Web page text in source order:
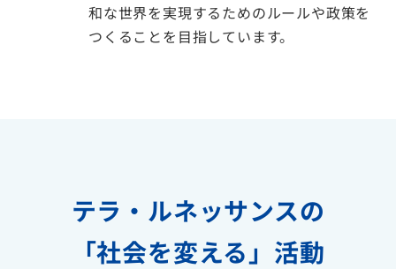
和な世界を実現するためのルールや政策を
つくることを目指しています。
テラ・ルネッサンスの
「社会を変える」活動